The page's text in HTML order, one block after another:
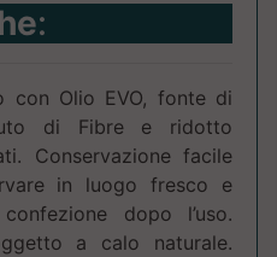
:
con Olio EVO, fonte di
di Fibre e ridotto
Conservazione facile
in luogo fresco e
dopo l’uso.
a calo naturale.